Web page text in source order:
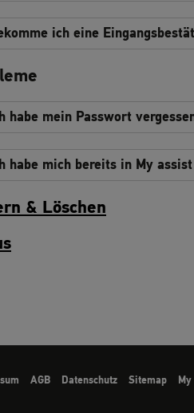
ich eine
habe mein Passwort
habe mich bereits in My
& Löschen
AGB Datenschutz Sitemap